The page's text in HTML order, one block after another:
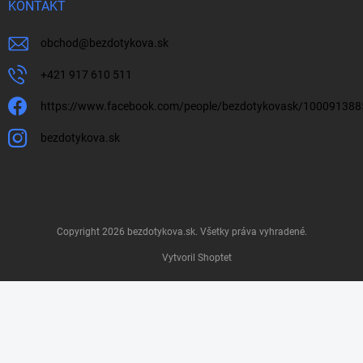
KONTAKT
obchod @bezdotykova.sk
+421 917 610 511
https://www.facebook.com/people/bezdotykovask/
bezdotykova.sk
Vytvoril Shoptet
Copyright 2026 bezdotykova.sk. Všetky práva vyhradené.